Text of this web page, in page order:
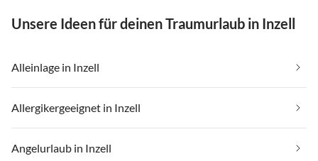
Unsere Ideen für deinen Traumurlaub in Inzell
Alleinlage in Inzell
Allergikergeeignet in Inzell
Angelurlaub in Inzell